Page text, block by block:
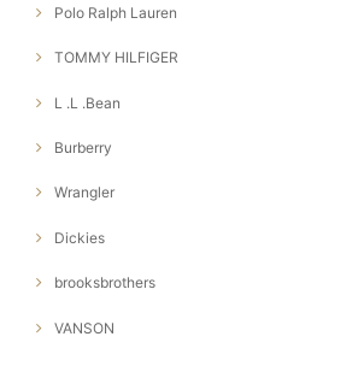
Polo Ralph Lauren
TOMMY HILFIGER
L .L .Bean
Burberry
Wrangler
Dickies
brooksbrothers
VANSON